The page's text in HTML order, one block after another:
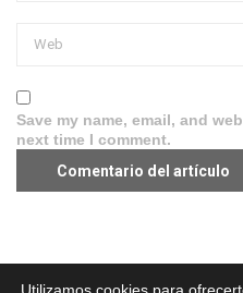
Save my name, email, and
next time I comment.
Aviso legal·Política de